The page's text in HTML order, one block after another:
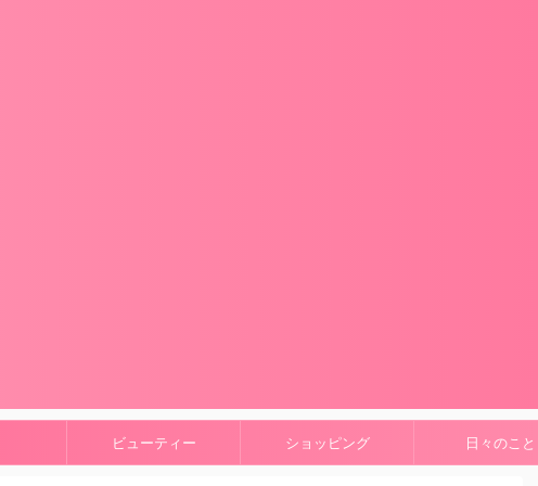
ビューティー ショッピング 日々のこと